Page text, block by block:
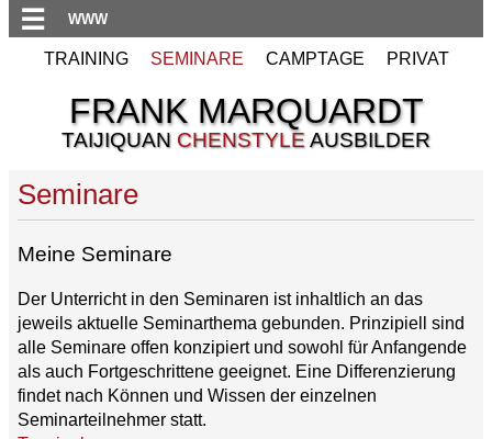
WWW
☰
TRAINING SEMINARE CAMPTAGE PRIVAT
FRANK MARQUARDT
TAIJIQUAN CHENSTYLEAUSBILDER
Seminare
Meine Seminare
Der Unterricht in den Seminaren ist inhaltlich an das
jeweils aktuelle Seminarthema gebunden. Prinzipiell sind
alle Seminare offen konzipiert und sowohl für Anfangende
als auch Fortgeschrittene geeignet. Eine Differenzierung
findet nach Können und Wissen der einzelnen
Seminarteilnehmer statt.